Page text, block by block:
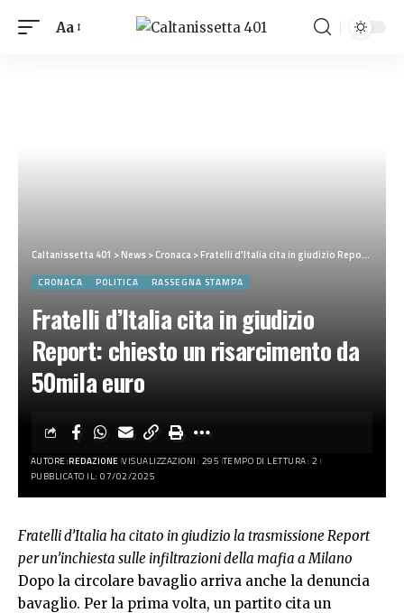
Aa
Caltanissetta 401 >News>Cronaca>Fratelli d’Italia cita in giudizio Report: chiesto un risarcimento da 50mila euro
CRONACA POLITICA RASSEGNA STAMPA
Fratelli d’Italia cita in giudizio
Report: chiesto un risarcimento da
50mila euro
AUTORE:REDAZIONE VISUALIZZAZIONI: 295 TEMPO DI LETTURA: 2
PUBBLICATO IL: 07/02/2025
Fratelli d’Italia ha citato in giudizio la trasmissione Report
per un’inchiesta sulle infiltrazioni della mafia a Milano
Dopo la circolare bavaglio arriva anche la denuncia
bavaglio. Per la prima volta, un partito cita un